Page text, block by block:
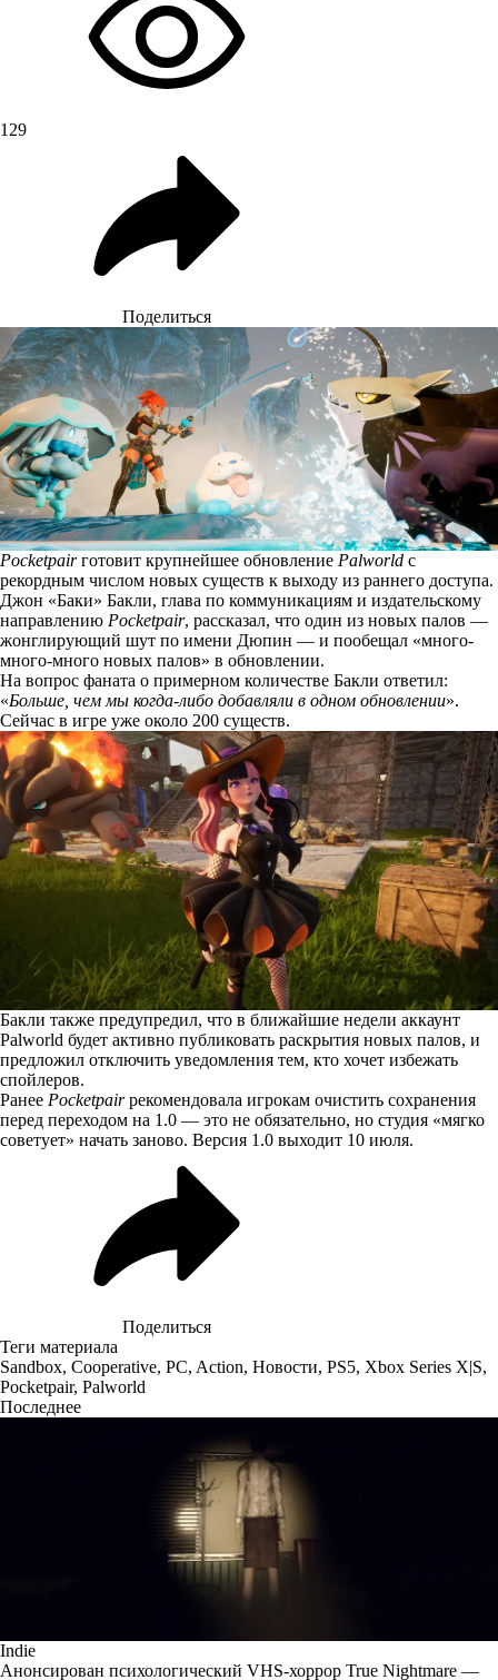
129
Поделиться
Pocketpairготовит крупнейшее обновление Palworld с
рекордным числом новых существ к выходу из раннего доступа.
Джон «Баки» Бакли, глава по коммуникациям и издательскому
направлению Pocketpair, рассказал, что один из новых палов —
жонглирующий шут по имени Дюпин — и пообещал «много-
много-много новых палов» в обновлении.
На вопрос фаната о примерном количестве Бакли ответил:
«Больше, чем мы когда-либо добавляли в одном обновлении».
Сейчас в игре уже около 200 существ.
Бакли также предупредил, что в ближайшие недели аккаунт
Palworld будет активно публиковать раскрытия новых палов, и
предложил отключить уведомления тем, кто хочет избежать
спойлеров.
Ранее Pocketpairрекомендовала игрокам очистить сохранения
перед переходом на 1.0 — это не обязательно, но студия «мягко
советует» начать заново. Версия 1.0 выходит 10 июля.
Поделиться
Теги материала
Sandbox, Cooperative, PC, Action, Новости, PS5, Xbox Series X|S,
Pocketpair, Palworld
Последнее
Indie
Анонсирован психологический VHS-хоррор True Nightmare —